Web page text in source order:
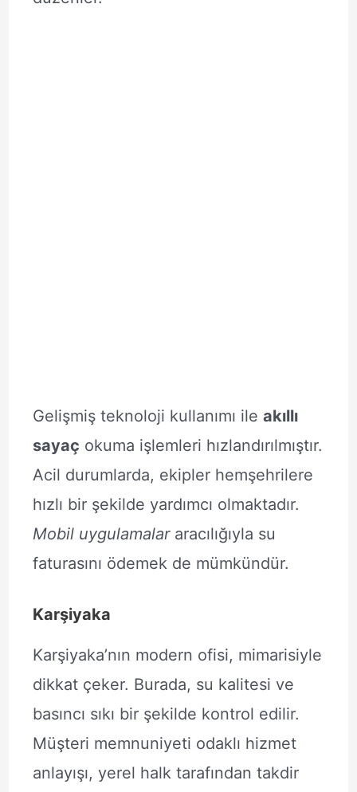
Gelişmiş teknoloji kullanımı ile akıllı
sayaç okuma işlemleri hızlandırılmıştır.
Acil durumlarda, ekipler hemşehrilere
hızlı bir şekilde yardımcı olmaktadır.
Mobil uygulamalararacılığıyla su
faturasını ödemek de mümkündür.
Karşiyaka
Karşiyaka’nın modern ofisi, mimarisiyle
dikkat çeker. Burada, su kalitesi ve
basıncı sıkı bir şekilde kontrol edilir.
Müşteri memnuniyeti odaklı hizmet
anlayışı, yerel halk tarafından takdir